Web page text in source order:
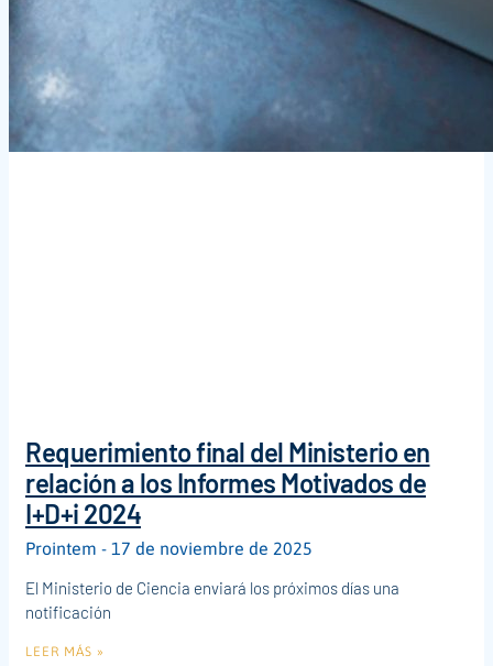
Requerimiento final del Ministerio en
relación a los Informes Motivados de
I+D+i 2024
Prointem
17 de noviembre de 2025
El Ministerio de Ciencia enviará los próximos días una
notificación
LEER MÁS »